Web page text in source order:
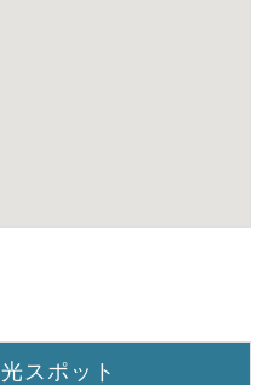
スポット